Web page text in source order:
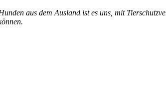
aus dem Ausland ist es uns, mit